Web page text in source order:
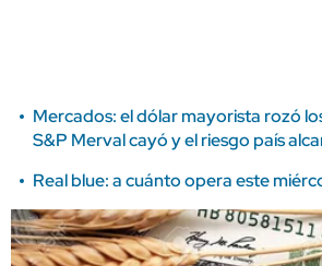
Mercados: el dólar mayorista rozó
S&P Merval cayó y el riesgo país
Real blue: a cuánto opera este